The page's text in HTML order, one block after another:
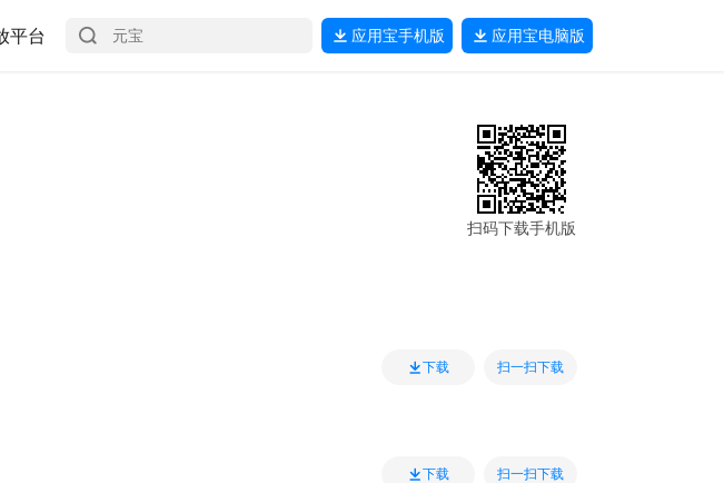
平台 应用宝手机版 应用宝电脑版
扫码下载手机版
下载 扫一扫下载
下载 扫一扫下载